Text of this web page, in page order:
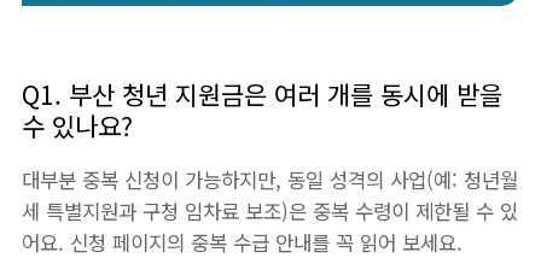
Q1. 부산 청년 지원금은 여러 개를 동시에 받을
수 있나요?
대부분 중복 신청이 가능하지만, 동일 성격의 사업(예: 청년월
세 특별지원과 구청 임차료 보조)은 중복 수령이 제한될 수 있
어요. 신청 페이지의 중복 수급 안내를 꼭 읽어 보세요.